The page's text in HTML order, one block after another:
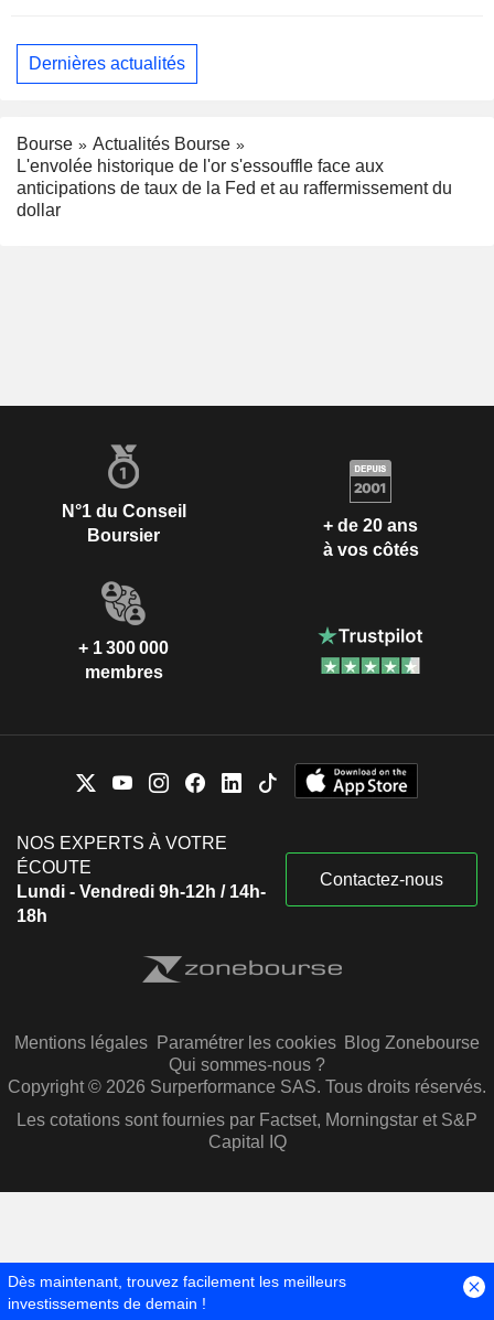
Dernières actualités
Bourse
Actualités Bourse
L'envolée historique de l'or s'essouffle face aux
anticipations de taux de la Fed et au raffermissement du
dollar
N°1 du Conseil
Boursier
+ de 20 ans
à vos côtés
+ 1 300 000
membres
NOS EXPERTS À VOTRE
ÉCOUTE
Lundi - Vendredi 9h-12h / 14h-
18h
Contactez-nous
Mentions légales Paramétrer les cookies Blog Zonebourse
Qui sommes-nous ?
Copyright © 2026 Surperformance SAS. Tous droits réservés.
Les cotations sont fournies par Factset, Morningstar et S&P
Capital IQ
Dès maintenant, trouvez facilement les meilleurs
investissements de demain !